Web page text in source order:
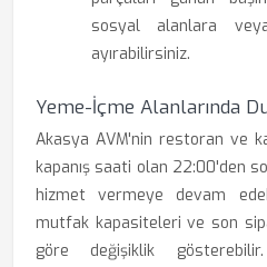
sosyal alanlara
ayırabilirsiniz.
Yeme-İçme Alanlarında
Akasya AVM'nin restoran ve
kapanış saati olan 22:00'den
hizmet vermeye devam
mutfak kapasiteleri ve son
göre değişiklik